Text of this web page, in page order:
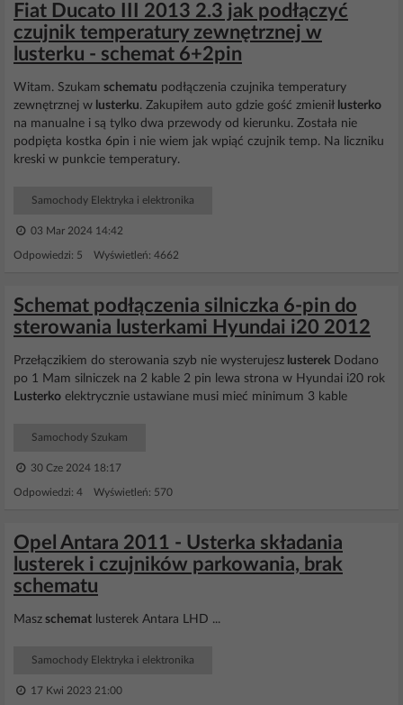
Fiat Ducato III 2013 2.3 jak podłączyć
czujnik temperatury zewnętrznej w
lusterku - schemat 6+2pin
Witam. Szukam schematu podłączenia czujnika temperatury
zewnętrznej w lusterku. Zakupiłem auto gdzie gość zmienił lusterko
na manualne i są tylko dwa przewody od kierunku. Została nie
podpięta kostka 6pin i nie wiem jak wpiąć czujnik temp. Na liczniku
kreski w punkcie temperatury.
Samochody Elektryka i elektronika
03 Mar 2024 14:42
Odpowiedzi: 5 Wyświetleń: 4662
Schemat podłączenia silniczka 6-pin do
sterowania lusterkami Hyundai i20 2012
Przełączikiem do sterowania szyb nie wysterujesz lusterek Dodano
po 1 Mam silniczek na 2 kable 2 pin lewa strona w Hyundai i20 rok
Lusterko elektrycznie ustawiane musi mieć minimum 3 kable
Samochody Szukam
30 Cze 2024 18:17
Odpowiedzi: 4 Wyświetleń: 570
Opel Antara 2011 - Usterka składania
lusterek i czujników parkowania, brak
schematu
Masz schemat lusterek Antara LHD ...
Samochody Elektryka i elektronika
17 Kwi 2023 21:00